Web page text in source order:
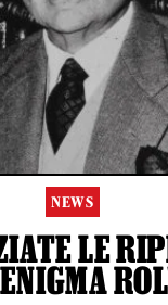
NEWS
LE